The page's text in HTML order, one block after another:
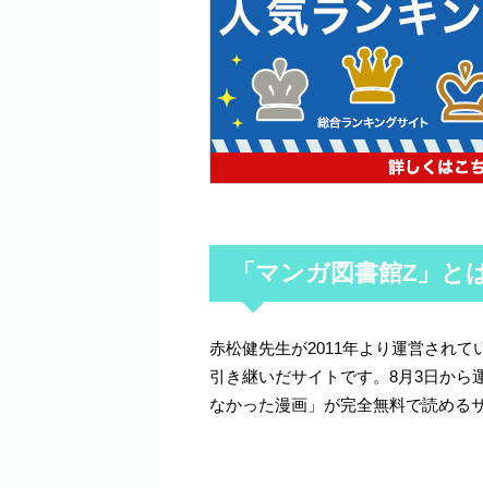
「マンガ図書館Z」と
赤松健先生が2011年より運営されて
引き継いだサイトです。8月3日から
なかった漫画」が完全無料で読める